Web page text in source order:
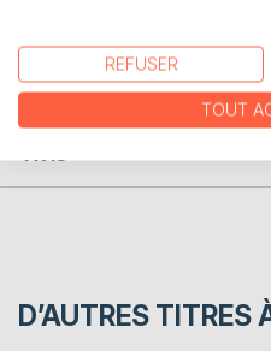
CRITIQUES PRESSE
AVIS
D’AUTRES TITRES
REFUSER
TOUT